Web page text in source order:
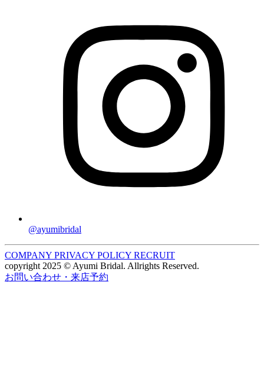
@ayumibridal
COMPANY PRIVACY POLICY RECRUIT
copyright 2025 © Ayumi Bridal. Allrights Reserved.
お問い合わせ・来店予約